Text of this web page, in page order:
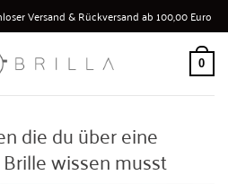
Versand & Rückversand ab 100,00 Euro
0
die du über eine
wissen musst